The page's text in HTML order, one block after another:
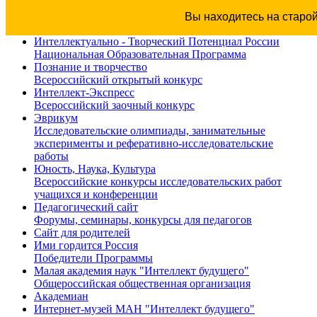
Вы находитесь на
Интеллектуально - Творческий Потенциал России
Национальная Образовательная Программа
Познание и творчество
Всероссийский открытый конкурс
Интеллект-Экспресс
Всероссийский заочный конкурс
Эврикум
Исследовательские олимпиады, занимательные
эксперименты и реферативно-исследовательские
работы
Юность, Наука, Культура
Всероссийские конкурсы исследовательских работ
учащихся и конференции
Педагогический сайт
Форумы, семинары, конкурсы для педагогов
Сайт для родителей
Ими гордится Россия
Победители Программы
Малая академия наук "Интеллект будущего"
Общероссийская общественная организация
Академиан
Интернет-музей МАН "Интеллект будущего"